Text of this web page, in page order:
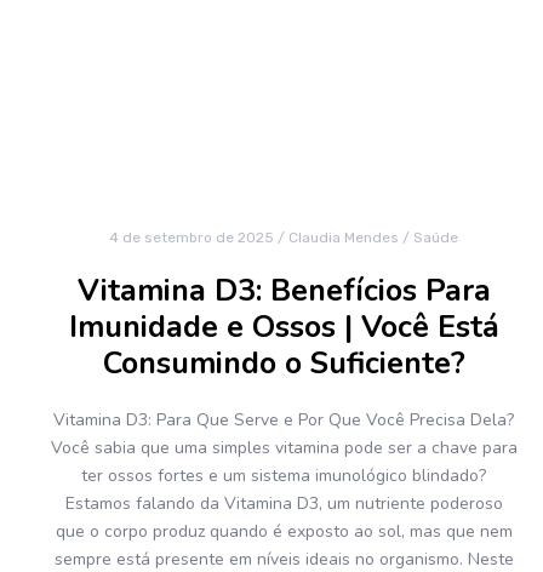
4 de setembro de 2025 / Claudia Mendes / Saúde
Vitamina D3: Benefícios Para
Imunidade e Ossos | Você Está
Consumindo o Suficiente?
Vitamina D3: Para Que Serve e Por Que Você Precisa Dela?
Você sabia que uma simples vitamina pode ser a chave para
ter ossos fortes e um sistema imunológico blindado?
Estamos falando da Vitamina D3, um nutriente poderoso
que o corpo produz quando é exposto ao sol, mas que nem
sempre está presente em níveis ideais no organismo. Neste